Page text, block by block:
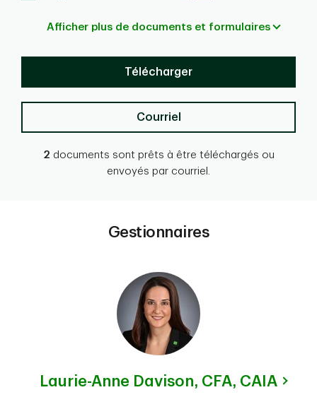
Afficher plus de documents et formulaires
Télécharger
Courriel
2 documents sont prêts à être téléchargés ou
envoyés par courriel.
Gestionnaires
Laurie-Anne Davison, CFA, CAIA